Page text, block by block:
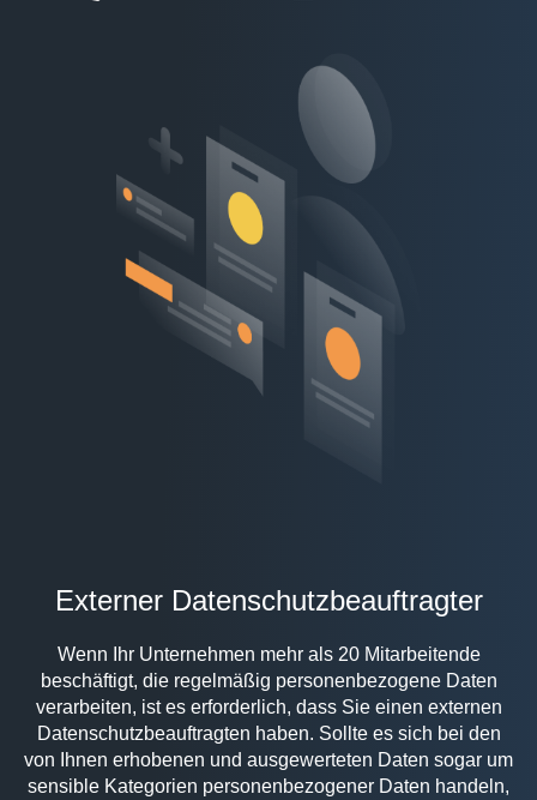
Externer Datenschutzbeauftragter
Wenn Ihr Unternehmen mehr als 20 Mitarbeitende
beschäftigt, die regelmäßig personenbezogene Daten
verarbeiten, ist es erforderlich, dass Sie einen externen
Datenschutzbeauftragten haben. Sollte es sich bei den
von Ihnen erhobenen und ausgewerteten Daten sogar um
sensible Kategorien personenbezogener Daten handeln,